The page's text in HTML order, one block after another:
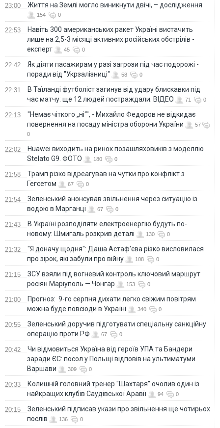
23:00 Життя на Землі могло виникнути двічі, – дослідження
154 0
22:53
Навіть 300 американських ракет Україні вистачить
лише на 2,5-3 місяці активних російських обстрілів -
експерт
45 0
22:42
Як діяти пасажирам у разі загрози під час подорожі -
поради від "Укрзалізниці"
58 0
22:31
В Таїланді футболіст загинув від удару блискавки під
час матчу: ще 12 людей постраждали. ВІДЕО
71 0
22:13
"Немає чіткого „ні“", - Михайло Федоров не відкидає
повернення на посаду міністра оборони України
57
0
22:02
Huawei виходить на ринок позашляховиків з моделлю
Stelato G9. ФОТО
180 0
21:58
Трамп різко відреагував на чутки про конфлікт з
Гегсетом
67 0
21:54
Зеленський анонсував звільнення через ситуацію із
водою в Марганці
67 0
21:43
В Україні розподіляти електроенергію будуть по-
новому: Шмигаль розкрив деталі
130 0
21:32
"Я доначу щодня": Даша Астаф'єва різко висловилася
про зірок, які забули про війну
108 0
21:15
ЗСУ взяли під вогневий контроль ключовий маршрут
росіян Маріуполь — Чонгар
153 0
21:00
Прогноз: 9-го серпня дихати легко свіжим повітрям
можна буде повсюди в Україні
340 0
20:55
Зеленський доручив підготувати спеціальну санкційну
операцію проти РФ
67 0
20:42
Чи відмовиться Україна від героїв УПА та Бандери
заради ЄС: посол у Польщі відповів на ультиматуми
Варшави
309 0
20:33
Колишній головний тренер "Шахтаря" очолив один із
найкращих клубів Саудівської Аравії
94 0
20:15
Зеленський підписав укази про звільнення ще чотирьох
послів
136 0